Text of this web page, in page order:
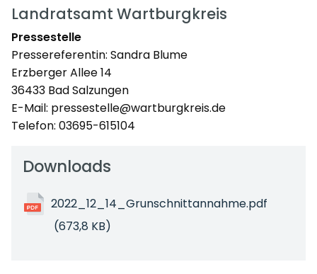
Landratsamt Wartburgkreis
Pressestelle
Pressereferentin: Sandra Blume
Erzberger Allee 14
36433 Bad Salzungen
E-Mail: pressestelle@wartburgkreis.de
Telefon: 03695-615104
Downloads
2022_12_14_Grunschnittannahme.pdf
(673,8 KB)